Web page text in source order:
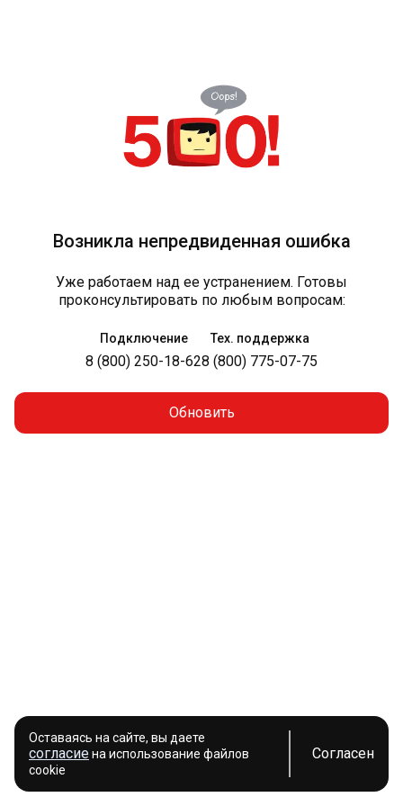
Возникла непредвиденная ошибка
Уже работаем над ее устранением. Готовы
проконсультировать по любым вопросам:
Подключение
8 (800) 250-18-62
Тех. поддержка
8 (800) 775-07-75
Обновить
Оставаясь на сайте, вы даете
согласиена использование файлов
cookie
Согласен